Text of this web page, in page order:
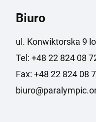
Biuro
ul. Konwiktorska 9
Tel: +48 22 824 08
Fax: +48 22 824 08